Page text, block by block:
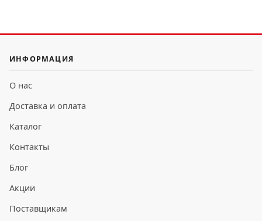
ИНФОРМАЦИЯ
О нас
Доставка и оплата
Каталог
Контакты
Блог
Акции
Поставщикам